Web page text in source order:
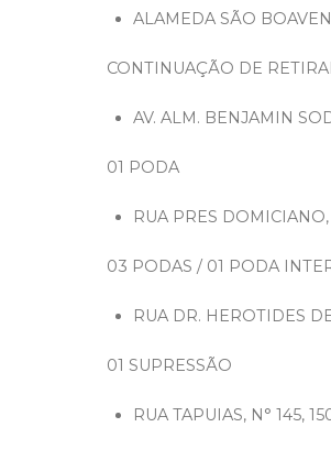
ALAMEDA SÃO
CONTINUAÇÃO DE
AV. ALM. BENJAMIN
01 PODA
RUA PRES
03 PODAS / 01 PODA
RUA DR. HEROTIDES
01 SUPRESSÃO
RUA TAPUIAS, N° 145,